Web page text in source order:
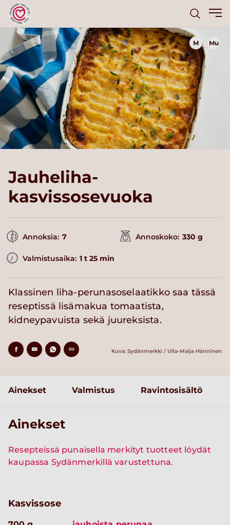
M Mu
Jauheliha-
kasvissosevuoka
Annoksia: 7 Annoskoko: 330 g
Valmistusaika: 1 t 25 min
Klassinen liha-perunasoselaatikko saa tässä
reseptissä lisämakua tomaatista,
kidneypavuista sekä juureksista.
Kuva: Sydänmerkki / Ulla-Maija Hänninen
Ainekset Valmistus Ravintosisältö
Ainekset
Resepteissä punaisella merkityt tuotteet löydät
kaupassa Sydänmerkillä varustettuna.
Kasvissose